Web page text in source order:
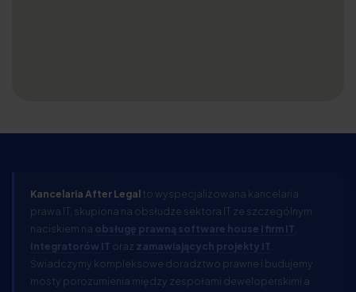
Kancelaria After Legalto wyspecjalizowana kancelaria
prawa IT, skupiona na obsłudze sektora IT ze szczególnym
naciskiem na obsługę prawną software house i firm IT
Integratorów IT oraz zamawiających projekty IT
Świadczymy kompleksowe doradztwo prawne i budujemy
mosty porozumienia między zespołami deweloperskimi a